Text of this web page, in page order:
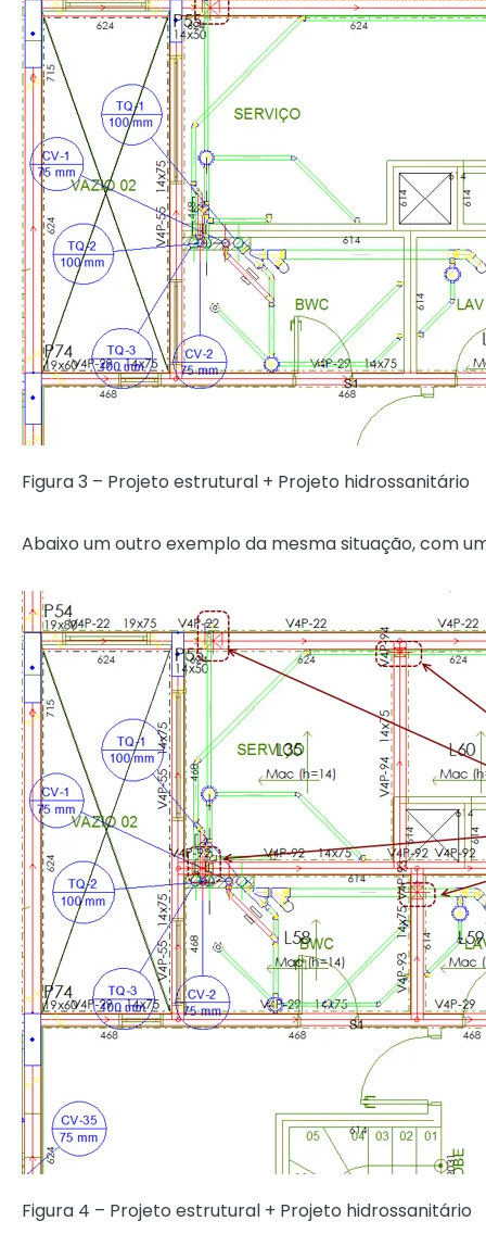
Figura 3 – Projeto estrutural + Projeto hidrossanitário
Abaixo um outro exemplo da mesma situação, com
Figura 4 – Projeto estrutural + Projeto hidrossanitário